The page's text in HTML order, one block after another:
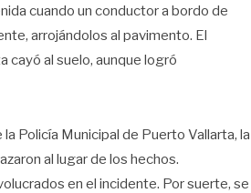
cuando un conductor a bordo de
arrojándolos al pavimento. El
al suelo, aunque logró
Policía Municipal de Puerto Vallarta, la
al lugar de los hechos.
en el incidente. Por suerte, se